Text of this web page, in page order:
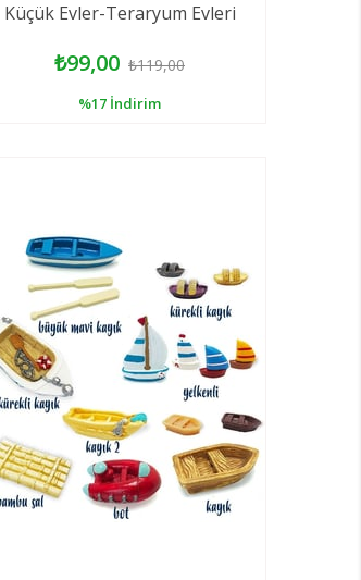
Küçük Evler-Teraryum Evleri
₺99,00 ₺119,00
%17 İndirim